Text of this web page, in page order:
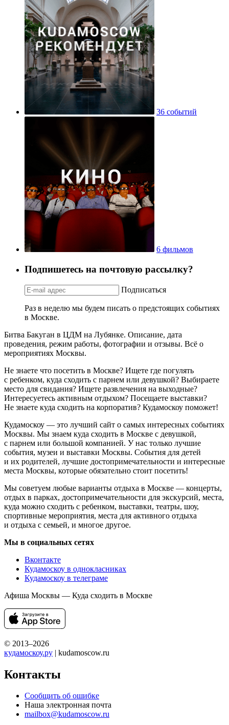
36 событий
6 фильмов
Подпишетесь на почтовую рассылку?
Подписаться
Раз в неделю мы будем писать о предстоящих событиях
в Москве.
Битва Бакуган в ЦДМ на Лубянке. Описание, дата
проведения, режим работы, фотографии и отзывы. Всё о
мероприятиях Москвы.
Не знаете что посетить в Москве? Ищете где погулять
с ребенком, куда сходить с парнем или девушкой? Выбираете
место для свидания? Ищете развлечения на выходные?
Интересуетесь активным отдыхом? Посещаете выставки?
Не знаете куда сходить на корпоратив? Кудамоскоу поможет!
Кудамоскоу — это лучший сайт о самых интересных событиях
Москвы. Мы знаем куда сходить в Москве с девушкой,
с парнем или большой компанией. У нас только лучшие
события, музеи и выставки Москвы. События для детей
и их родителей, лучшие достопримечательности и интересные
места Москвы, которые обязательно стоит посетить!
Мы советуем любые варианты отдыха в Москве — концерты,
отдых в парках, достопримечательности для экскурсий, места,
куда можно сходить с ребенком, выставки, театры, шоу,
спортивные мероприятия, места для активного отдыха
и отдыха с семьей, и многое другое.
Мы в социальных сетях
Вконтакте
Кудамоскоу в однокласниках
Кудамоскоу в телеграме
Афиша Москвы — Куда сходить в Москве
© 2013–2026
кудамоскоу.ру | kudamoscow.ru
Контакты
Сообщить об ошибке
Наша электронная почта
mailbox@kudamoscow.ru